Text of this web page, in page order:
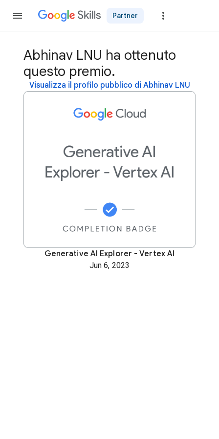
Partner
Abhinav LNU ha ottenuto
questo premio.
Visualizza il profilo pubblico di Abhinav LNU